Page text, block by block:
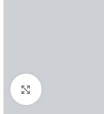
Click to enlarge